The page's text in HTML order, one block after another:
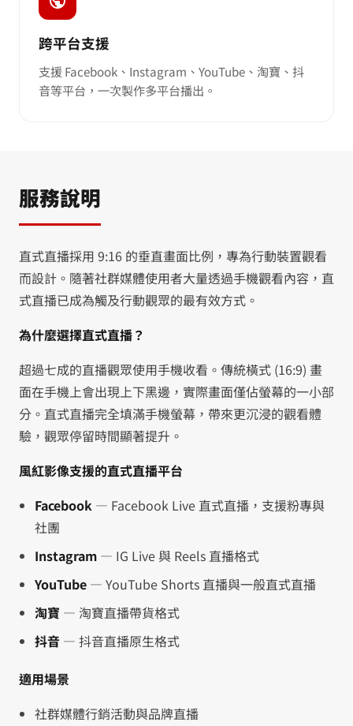
跨平台支援
支援 Facebook、Instagram、YouTube、淘寶、抖
音等平台，一次製作多平台播出。
服務說明
直式直播採用 9:16 的垂直畫面比例，專為行動裝置觀看
而設計。隨著社群媒體使用者大量透過手機觀看內容，直
式直播已成為觸及行動觀眾的最有效方式。
為什麼選擇直式直播？
超過七成的直播觀眾使用手機收看。傳統橫式 (16:9) 畫
面在手機上會出現上下黑邊，實際畫面僅佔螢幕的一小部
分。直式直播完全填滿手機螢幕，帶來更沉浸的觀看體
驗，觀眾停留時間顯著提升。
風紅影像支援的直式直播平台
Facebook — Facebook Live 直式直播，支援粉專與
社團
Instagram — IG Live 與 Reels 直播格式
YouTube — YouTube Shorts 直播與一般直式直播
淘寶 — 淘寶直播帶貨格式
抖音 — 抖音直播原生格式
適用場景
社群媒體行銷活動與品牌直播